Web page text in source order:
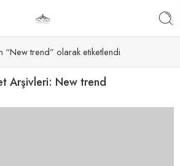
“New trend” olarak etiketlendi
Arşivleri: New trend